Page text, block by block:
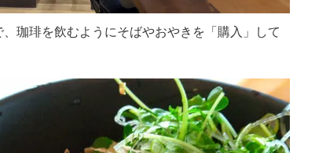
珈琲を飲むようにそばやおやきを「購入」して